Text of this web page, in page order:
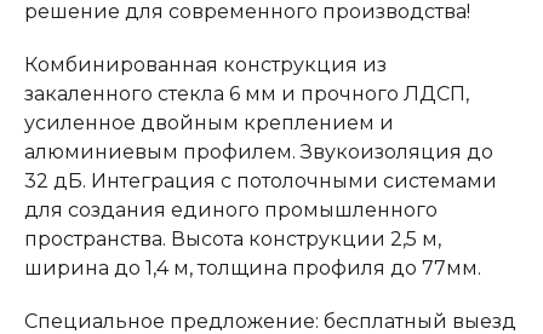
решение для современного производства!
Комбинированная конструкция из
закаленного стекла 6 мм и прочного ЛДСП,
усиленное двойным креплением и
алюминиевым профилем. Звукоизоляция до
32 дБ. Интеграция с потолочными системами
для создания единого промышленного
пространства. Высота конструкции 2,5 м,
ширина до 1,4 м, толщина профиля до 77мм.
Специальное предложение: бесплатный выезд